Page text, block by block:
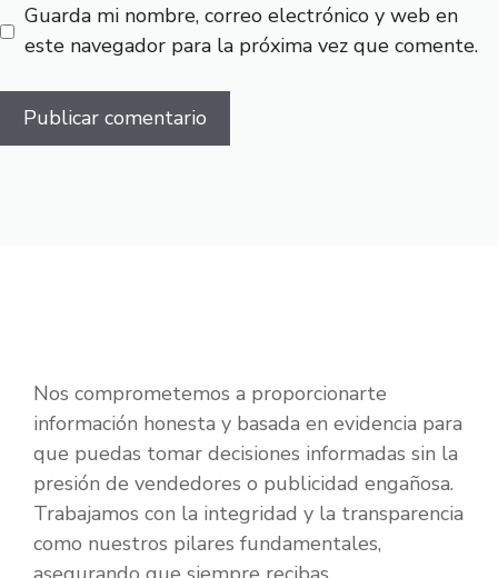
Guarda mi nombre, correo electrónico y web en
este navegador para la próxima vez que comente.
Nos comprometemos a proporcionarte
información honesta y basada en evidencia para
que puedas tomar decisiones informadas sin la
presión de vendedores o publicidad engañosa.
Trabajamos con la integridad y la transparencia
como nuestros pilares fundamentales,